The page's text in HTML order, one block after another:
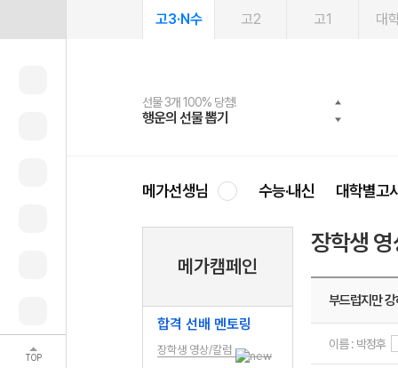
TOP
고3·N수 고2 고1 대
선물 3개 100% 당첨!
행운의 선물 뽑기
선물 100% 증정!
메가스터디 X 올리브
여름방학 스터디 캐시백
메가런 썸머스쿨
2027 러셀 단과
강사 공개선발
스마트러닝앱
설문 EVENT
메가패스
3일 무료 체험권
메가패스 수강생 무료혜택!
메가클럽 멤버십
사회공헌 캠페인
희망이룸 메가나눔
메가선생님 수능·내신 대학별고
메가캠페인
합격 선배 멘토링
장학생 영상/칼럼
장학생
부드럽지만
이름 : 박정후